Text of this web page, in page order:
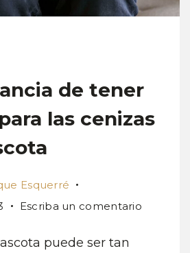
de tener
las cenizas
Esquerré
Escriba un comentario
puede ser tan